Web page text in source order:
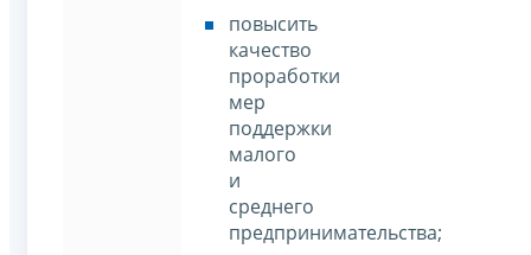
повысить
качество
проработки
мер
поддержки
малого
и
среднего
предпринимательства;